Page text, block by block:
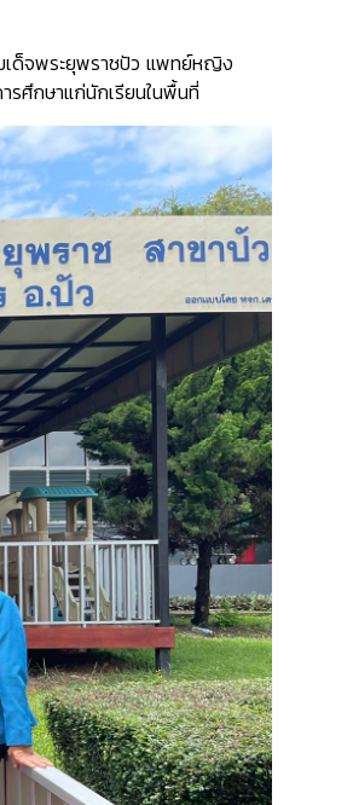
ด็จพระยุพราชปัว แพทย์หญิง
ศึกษาแก่นักเรียนในพื้นที่